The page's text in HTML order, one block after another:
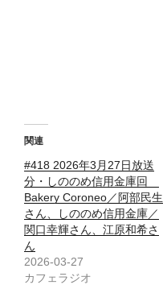
関連
#418 2026年3月27日放送
分・しののめ信用金庫回
Bakery Coroneo／阿部民生
さん、しののめ信用金庫／
関口幸輝さん、江原和希さ
ん
2026-03-27
カフェラジオ